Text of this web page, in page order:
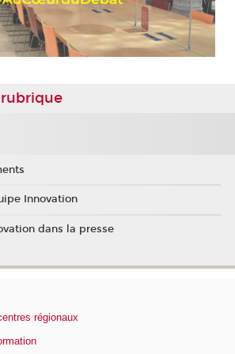
Innovation
dans la presse
régionaux